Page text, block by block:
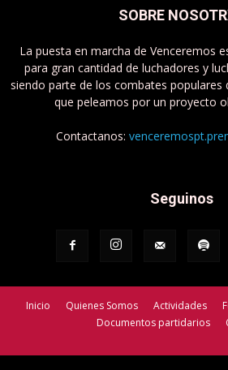
SOBRE
La puesta en marcha de Venceremos
para gran cantidad de luchadores y
siendo parte de los combates populares
que peleamos por un proyecto
Contactanos:
Seguinos
Inicio Quienes Somos Actividades
Documentos partidarios